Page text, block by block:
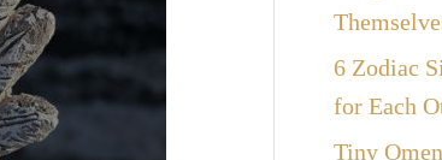
6 Zodiac
for Each
Tiny